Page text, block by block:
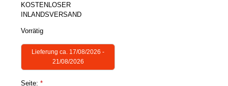
KOSTENLOSER
INLANDSVERSAND
Vorrätig
Lieferung ca. 17/08/2026 -
21/08/2026
Seite: *